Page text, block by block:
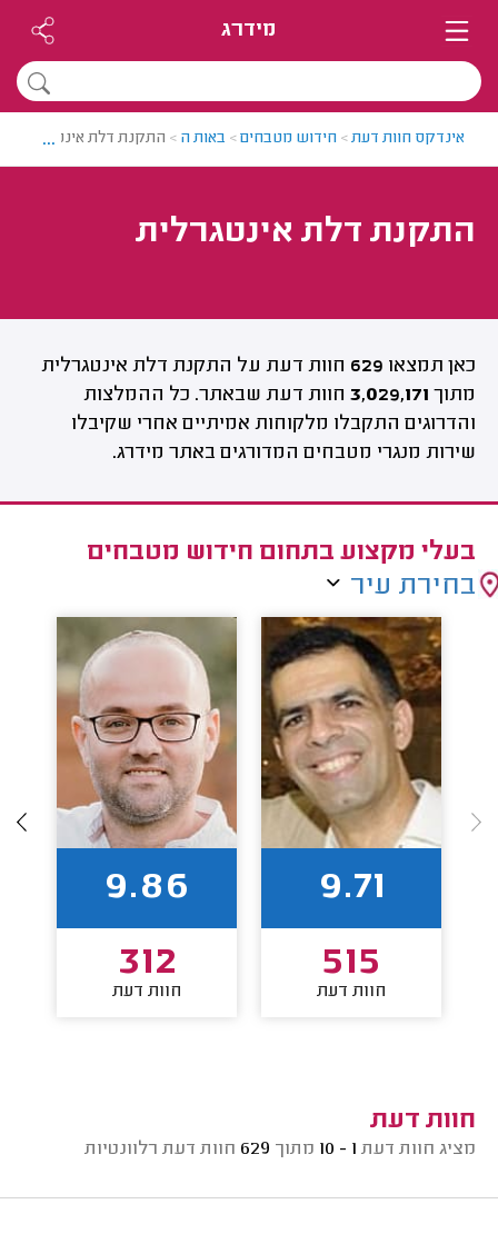
מידרג
אינדקס חוות דעת> חידוש מטבחים> באות ה > התקנת דלת אינטגרלית
...
התקנת דלת אינטגרלית
כאן תמצאו 629 חוות דעת על התקנת דלת אינטגרלית
מתוך 3,029,171 חוות דעת שבאתר. כל ההמלצות
והדרוגים התקבלו מלקוחות אמיתיים אחרי שקיבלו
שירות מנגרי מטבחים המדורגים באתר מידרג.
בעלי מקצוע בתחום חידוש מטבחים
בחירת עיר
9.71
515
חוות דעת
9.86
312
חוות דעת
חוות דעת
מציג חוות דעת 1 - 10 מתוך 629 חוות דעת רלוונטיות